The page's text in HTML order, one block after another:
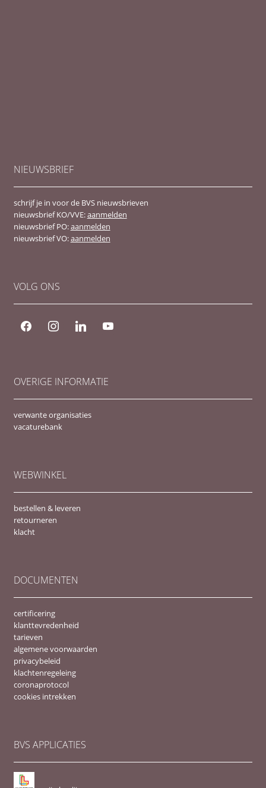
NIEUWSBRIEF
schrijf je in voor de BVS nieuwsbrieven
nieuwsbrief KO/VVE:aanmelden
nieuwsbrief PO:aanmelden
nieuwsbrief VO:aanmelden
VOLG ONS
facebook instagramlinkedin youtube
OVERIGE INFORMATIE
verwante organisaties
vacaturebank
WEBWINKEL
bestellen & leveren
retourneren
klacht
DOCUMENTEN
certificering
klanttevredenheid
tarieven
algemene voorwaarden
privacybeleid
klachtenregeleing
coronaprotocol
cookies intrekken
BVS APPLICATIES